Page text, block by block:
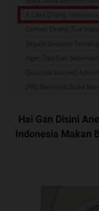
Hai Gan Disini
Indonesia Makan